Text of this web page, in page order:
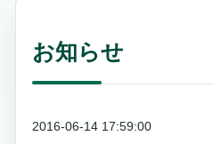
お知らせ
2016-06-14 17:59:00